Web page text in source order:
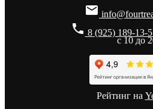

phone 8 (925) 189-13-
с 10 до
Рейтинг на